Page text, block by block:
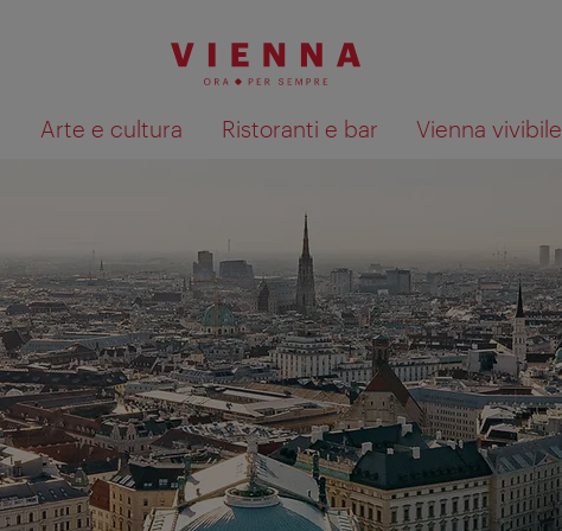
Arte e cultura Ristoranti e bar Vienna vivibile